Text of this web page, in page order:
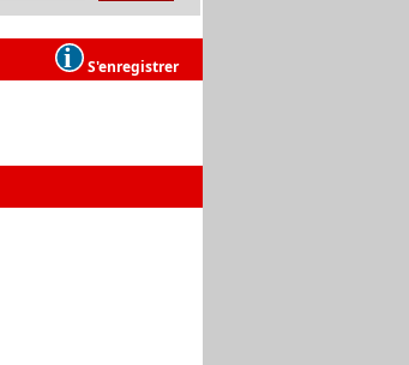
S'enregistrer